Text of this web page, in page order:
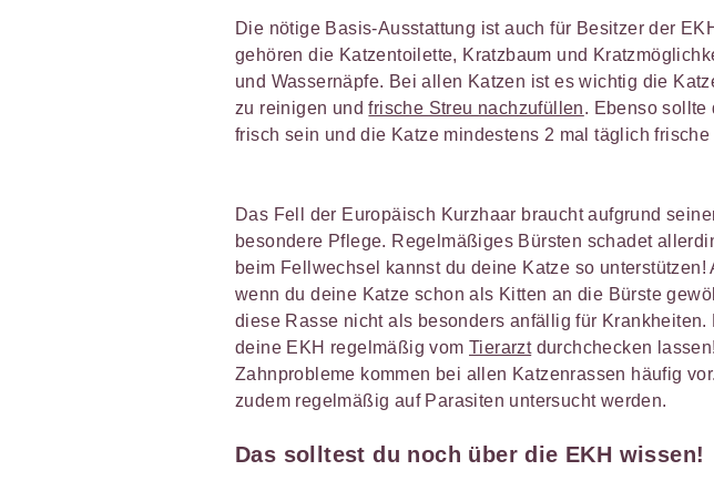
Die nötige Basis-Ausstattung ist auch für Besitzer der
gehören die Katzentoilette, Kratzbaum und
und Wassernäpfe. Bei allen Katzen ist es wichtig die
zu reinigen undfrische Streu nachzufüllen. Ebenso sollte
frisch sein und die Katze mindestens 2 mal täglich
Das Fell der Europäisch Kurzhaar braucht aufgrund
besondere Pflege. Regelmäßiges Bürsten schadet
beim Fellwechsel kannst du deine Katze so unterstützen!
wenn du deine Katze schon als Kitten an die Bürste
diese Rasse nicht als besonders anfällig für Krankheiten.
deine EKH regelmäßig vom Tierarztdurchchecken
Zahnprobleme kommen bei allen Katzenrassen häufig
zudem regelmäßig auf Parasiten untersucht werden.
Das solltest du noch über die EKH wissen!